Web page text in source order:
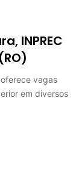
INPREC
vagas
em diversos